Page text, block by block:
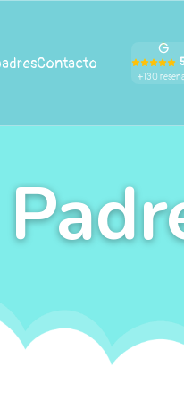
Contacto
+130